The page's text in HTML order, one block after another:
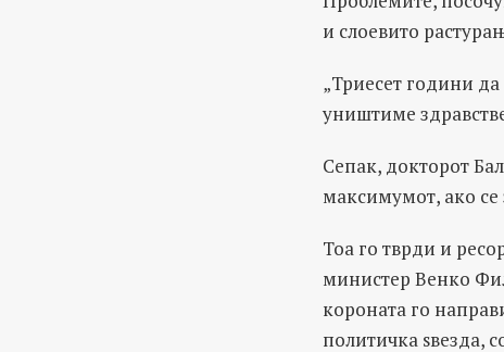
и слоевито
„Триесет години
уништиме
Сепак, докторот
максимумот, ако
Тоа го тврди и
министер Венко
короната го
политичка ѕвезда,